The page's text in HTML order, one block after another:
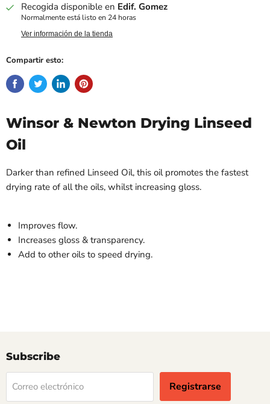
Recogida disponible en Edif. Gomez
Normalmente está listo en 24 horas
Ver información de la tienda
Compartir esto:
Winsor & Newton Drying Linseed
Oil
Darker than refined Linseed Oil, this oil promotes the fastest
drying rate of all the oils, whilst increasing gloss.
Improves flow.
Increases gloss & transparency.
Add to other oils to speed drying.
Subscribe
Correo electrónico Registrarse